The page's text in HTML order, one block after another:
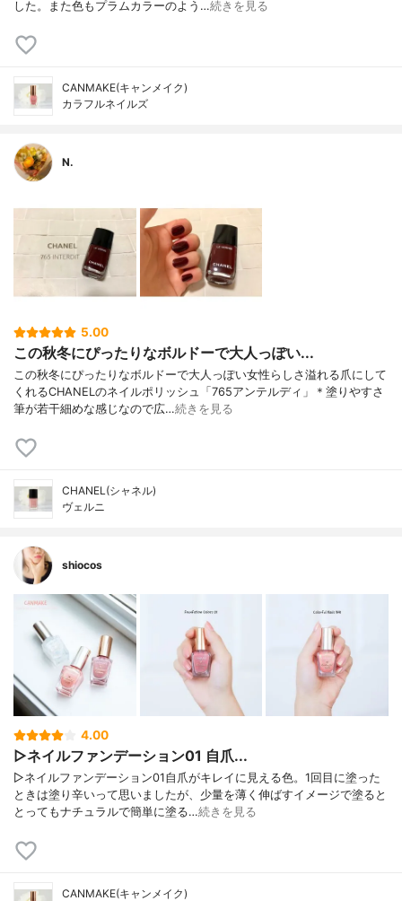
した。また色もプラムカラーのよう…続きを見る
CANMAKE(キャンメイク)
カラフルネイルズ
N.
5.00
この秋冬にぴったりなボルドーで大人っぽい...
この秋冬にぴったりなボルドーで大人っぽい女性らしさ溢れる爪にして
くれるCHANELのネイルポリッシュ「765アンテルディ」＊塗りやすさ
筆が若干細めな感じなので広…続きを見る
CHANEL(シャネル)
ヴェルニ
shiocos
4.00
▷ネイルファンデーション01 自爪...
▷ネイルファンデーション01自爪がキレイに見える色。1回目に塗った
ときは塗り辛いって思いましたが、少量を薄く伸ばすイメージで塗ると
とってもナチュラルで簡単に塗る…続きを見る
CANMAKE(キャンメイク)